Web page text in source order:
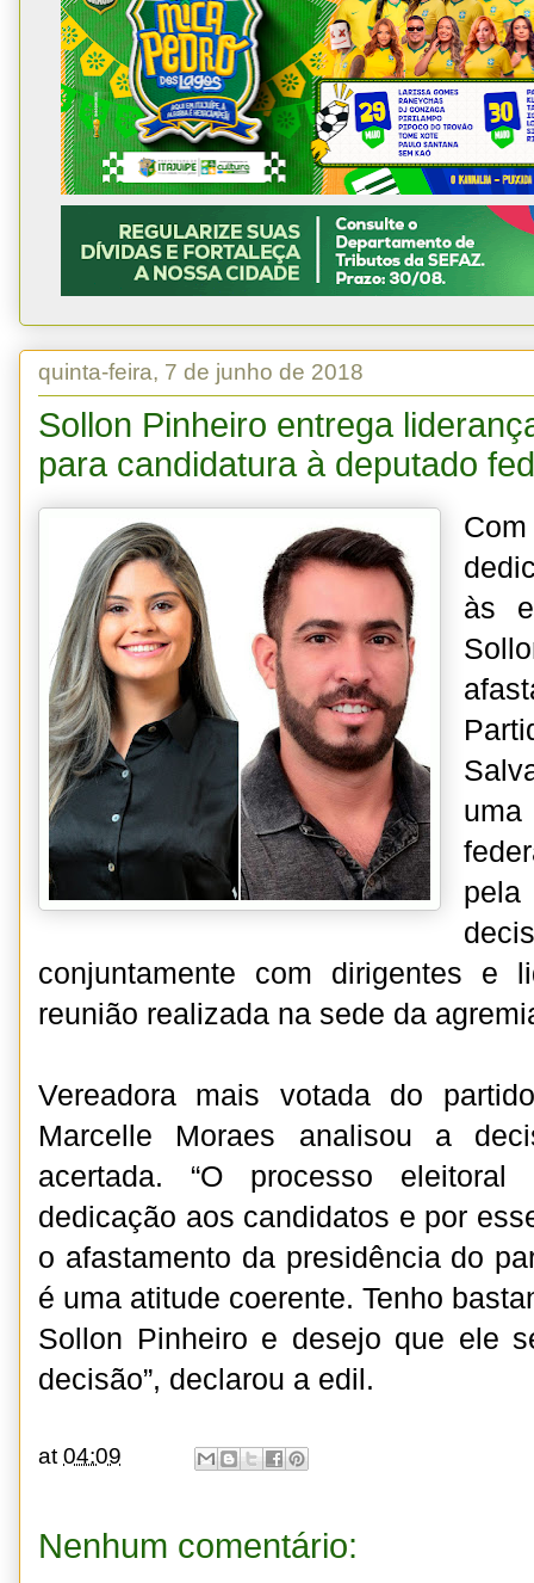
quinta-feira, 7 de junho de 2018
Sollon Pinheiro entrega
para candidatura à deputado
às
conjuntamente com dirigentes e
reunião realizada na sede da
Vereadora mais votada do
Marcelle Moraes analisou a
acertada. “O processo
dedicação aos candidatos e por
o afastamento da presidência do
é uma atitude coerente. Tenho
Sollon Pinheiro e desejo que ele
decisão”, declarou a edil.
at04:09
Nenhum comentário: